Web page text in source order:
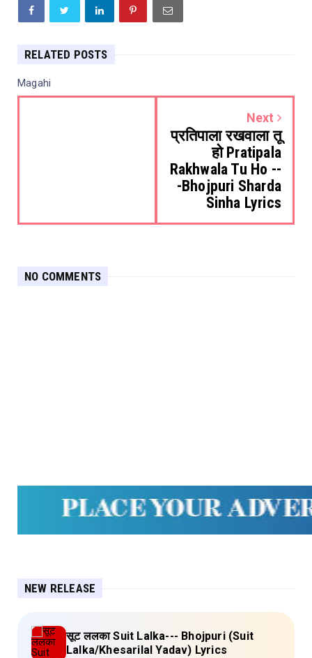
RELATED POSTS
Magahi
Next
प्रतिपाला रखवाला तू
हो Pratipala
Rakhwala Tu Ho --
-Bhojpuri Sharda
Sinha Lyrics
NO COMMENTS
NEW RELEASE
सूट ललका Suit Lalka--- Bhojpuri (Suit
Lalka/Khesarilal Yadav) Lyrics